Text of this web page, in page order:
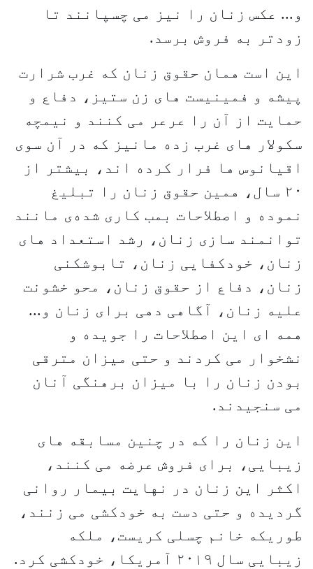
و... عکس زنان را نیز می چسپانند تا
زودتر به فروش برسد.
این است همان حقوق زنان که غرب شرارت
پیشه و فمینیست های زن ستیز، دفاع و
حمایت از آن را عرعر می کنند و نیمچه
سکولار های غرب زده مانیز که در آن سوی
اقیانوس ها فرار کرده اند، بیشتر از
۲۰ سال، همین حقوق زنان را تبلیغ
نموده و اصطلاحات بمب کاری شده‌ی مانند
توانمند سازی زنان، رشد استعداد های
زنان، خودکفایی زنان، تابوشکنی
زنان، دفاع از حقوق زنان، محو خشونت
علیه زنان، آگاهی دهی برای زنان و...
همه ای این اصطلاحات را جویده و
نشخوار می کردند و حتی میزان مترقی
بودن زنان را با میزان برهنگی آنان
می سنجیدند.
این زنان را که در چنین مسابقه های
زیبایی، برای فروش عرضه می کنند،
اکثر این زنان در نهایت بیمار روانی
گردیده و حتی دست به خودکشی می زنند،
طوریکه خانم چسلی کریست، ملکه
زیبایی سال ۲۰۱۹ آمریکا، خودکشی کرد.